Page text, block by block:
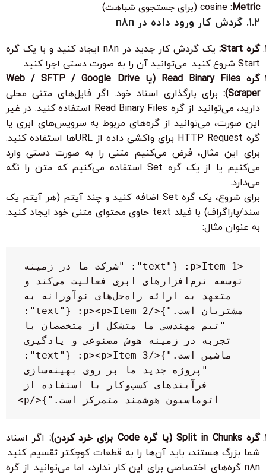
Metric:
cosine (برای جستجوی شباهت)
۱.۲. گردش کار ورود داده در n8n
گرهStart
: یک گردش کار جدید در n8n ایجاد کنید و با یک گره
Start شروع کنید. می‌توانید آن را به صورت دستی اجرا کنید.
گرهRead Binary Files (یاGoogle Drive
/
SFTP
/
Web
Scraper
): برای بارگذاری اسناد خود. اگر فایل‌های متنی محلی
دارید، می‌توانید از گره Read Binary Files استفاده کنید. در غیر
این صورت، می‌توانید از گره‌های مربوط به سرویس‌های ابری یا
گره HTTP Request
برای واکشی داده از URL‌ها استفاده کنید.
برای این مثال، فرض می‌کنیم متنی را به صورت دستی وارد
می‌کنیم یا از یک گره Setاستفاده می‌کنیم که متن را نگه
می‌دارد.
برای شروع، یک گره Set اضافه کنید و چند آیتم (هر آیتم یک
سند/پاراگراف) با فیلد text حاوی محتوای متنی خود ایجاد کنید.
به عنوان مثال:
اتوماسیون هوشمند متمرکز است."}</p>
گرهSplit in Chunks (یا گرهCode برای خرد کردن): اگر اسناد
شما بزرگ هستند، باید آن‌ها را به قطعات کوچکتر تقسیم کنید.
n8n گره‌های اختصاصی برای این کار ندارد، اما می‌توانید از گره